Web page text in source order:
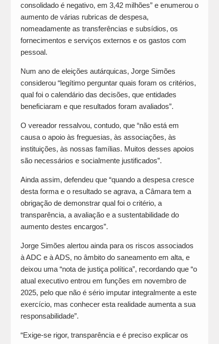
consolidado é negativo, em 3,42 milhões” e enumerou o
aumento de várias rubricas de despesa,
nomeadamente as transferências e subsídios, os
fornecimentos e serviços externos e os gastos com
pessoal.
Num ano de eleições autárquicas, Jorge Simões
considerou “legítimo perguntar quais foram os critérios,
qual foi o calendário das decisões, que entidades
beneficiaram e que resultados foram avaliados”.
O vereador ressalvou, contudo, que “não está em
causa o apoio às freguesias, às associações, às
instituições, às nossas famílias. Muitos desses apoios
são necessários e socialmente justificados”.
Ainda assim, defendeu que “quando a despesa cresce
desta forma e o resultado se agrava, a Câmara tem a
obrigação de demonstrar qual foi o critério, a
transparência, a avaliação e a sustentabilidade do
aumento destes encargos”.
Jorge Simões alertou ainda para os riscos associados
à ADC e à ADS, no âmbito do saneamento em alta, e
deixou uma “nota de justiça política”, recordando que “o
atual executivo entrou em funções em novembro de
2025, pelo que não é sério imputar integralmente a este
exercício, mas conhecer esta realidade aumenta a sua
responsabilidade”.
“Exige-se rigor, transparência e é preciso explicar os